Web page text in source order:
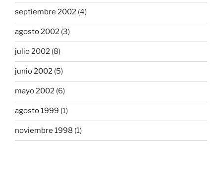
septiembre 2002 (4)
agosto 2002 (3)
julio 2002 (8)
junio 2002 (5)
mayo 2002 (6)
agosto 1999 (1)
noviembre 1998 (1)